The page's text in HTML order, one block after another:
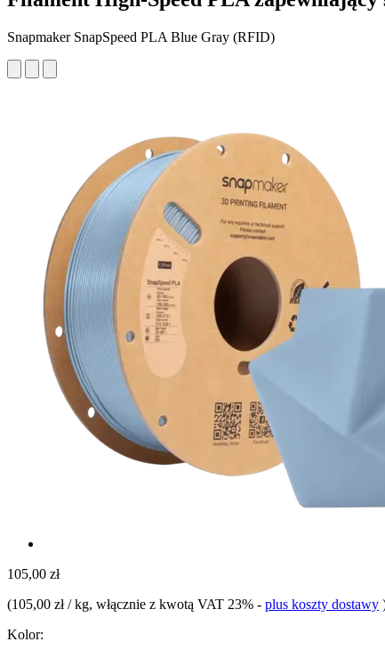
Snapmaker SnapSpeed PLA Blue Gray (RFID)
105,00 zł
(105,00 zł / kg, włącznie z kwotą VAT 23% - plus koszty dostawy
Kolor: